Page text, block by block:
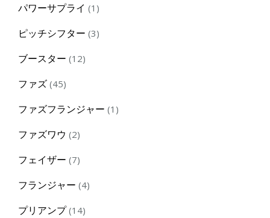
パワーサプライ 1 1
ピッチシフター 33
ブースター 1212
ファズ 4545
ファズフランジャー 1 1
ファズワウ 22
フェイザー 77
フランジャー 44
プリアンプ 1414